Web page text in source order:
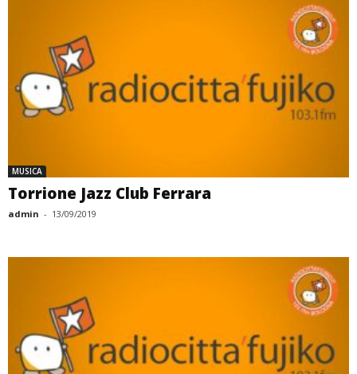
MUSICA
Torrione Jazz Club Ferrara
admin - 13/09/2019